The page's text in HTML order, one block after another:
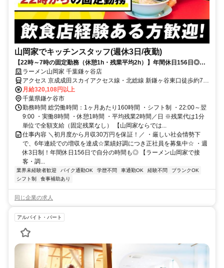
山岡家でキッチンスタッフ(週休3日/夜勤)
【22時～7時の固定勤務（休憩1h・残業平均2h）】年間休日156日◎初
月から月収32万円！
ラーメン山岡家 千葉鎌ヶ谷店
アクセス 京成成田スカイアクセス線・北総線 新鎌ヶ谷東口徒歩約7
分、京成成田スカイアクセス線・北総線 新鎌ヶ谷東口徒歩約7分、京
成成田スカイアクセス線・北総線 新鎌ヶ谷東口徒歩約7分 新鎌ヶ谷
(新京成電鉄)東口(徒歩7分)
月給320,108円以上
千葉県鎌ケ谷市
勤務時間 総労働時間：1ヶ月あたり160時間 ・シフト制 ・22:00～翌
9:00 ・実働8時間 ・休憩1時間 ・平均残業2時間／日 ※残業代は1分
単位で全額支給（固定残業なし） 【山岡家ならでは...
仕事内容 ＼初月度から月収30万円を保証！／ ・厳しい社会情勢下
で、6年連続での増収を達成☆業績好調につき正社員を募集中☆ ・週
休3日制！年間休日156日で自分の時間も◎ 【ラーメン山岡家で接
客・調...
業界未経験者歓迎 バイク通勤OK 学歴不問 車通勤OK 経験不問
ブランクOK
シフト制
食事補助あり
同じ企業の求人
アルバイト・パート